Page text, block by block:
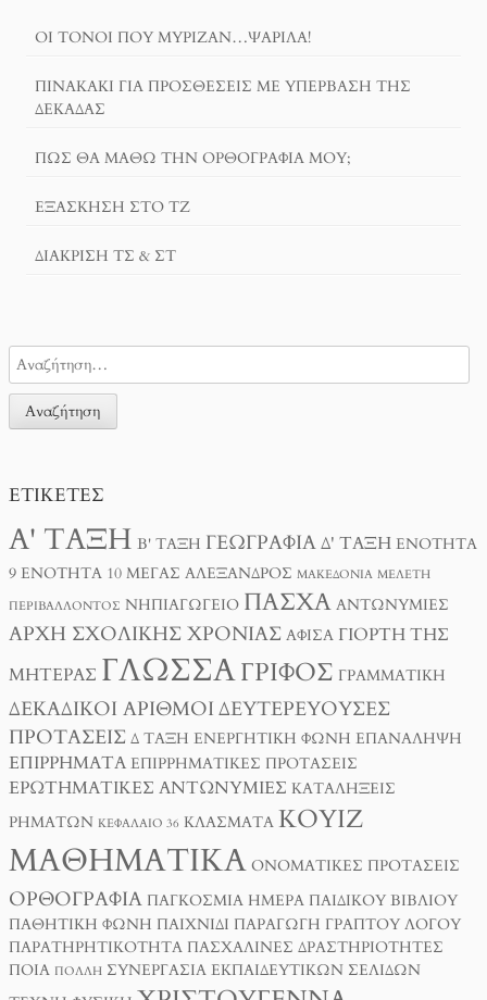
ΟΙ ΤΌΝΟΙ ΠΟΥ ΜΎΡΙΖΑΝ…ΨΑΡΊΛΑ!
ΠΙΝΑΚΆΚΙ ΓΙΑ ΠΡΟΣΘΈΣΕΙΣ ΜΕ ΥΠΈΡΒΑΣΗ ΤΗΣ
ΔΕΚΆΔΑΣ
ΠΏΣ ΘΑ ΜΆΘΩ ΤΗΝ ΟΡΘΟΓΡΑΦΊΑ ΜΟΥ;
ΕΞΆΣΚΗΣΗ ΣΤΟ ΤΖ
ΔΙΆΚΡΙΣΗ ΤΣ & ΣΤ
ΕΤΙΚΈΤΕΣ
Α' ΤΆΞΗ Β' ΤΆΞΗ ΓΕΩΓΡΑΦΊΑΔ' ΤΆΞΗ ΕΝΌΤΗΤΑ
9 ΕΝΌΤΗΤΑ 10 ΜΈΓΑΣ ΑΛΈΞΑΝΔΡΟΣ ΜΑΚΕΔΟΝΊΑ ΜΕΛΈΤΗ
ΠΕΡΙΒΆΛΛΟΝΤΟΣ ΝΗΠΙΑΓΩΓΕΊΟ ΠΆΣΧΑ ΑΝΤΩΝΥΜΊΕΣ
ΑΡΧΉ ΣΧΟΛΙΚΉΣ ΧΡΟΝΙΆΣ ΑΦΊΣΑ ΓΙΟΡΤΉ ΤΗΣ
ΜΗΤΈΡΑΣ ΓΛΏΣΣΑΓΡΊΦΟΣ ΓΡΑΜΜΑΤΙΚΉ
ΔΕΚΑΔΙΚΟΊ ΑΡΙΘΜΟΊ ΔΕΥΤΕΡΕΎΟΥΣΕΣ
ΠΡΟΤΆΣΕΙΣ Δ ΤΑΞΗ ΕΝΕΡΓΗΤΙΚΉ ΦΩΝΉ ΕΠΑΝΆΛΗΨΗ
ΕΠΙΡΡΉΜΑΤΑ ΕΠΙΡΡΗΜΑΤΙΚΈΣ ΠΡΟΤΆΣΕΙΣ
ΕΡΩΤΗΜΑΤΙΚΈΣ ΑΝΤΩΝΥΜΊΕΣ ΚΑΤΑΛΉΞΕΙΣ
ΡΗΜΆΤΩΝ ΚΕΦΆΛΑΙΟ 36 ΚΛΆΣΜΑΤΑ ΚΟΥΊΖ
ΜΑΘΗΜΑΤΙΚΆ ΟΝΟΜΑΤΙΚΈΣ ΠΡΟΤΆΣΕΙΣ
ΟΡΘΟΓΡΑΦΊΑ ΠΑΓΚΌΣΜΙΑ ΗΜΈΡΑ ΠΑΙΔΙΚΟΎ ΒΙΒΛΊΟΥ
ΠΑΘΗΤΙΚΉ ΦΩΝΉ ΠΑΙΧΝΊΔΙ ΠΑΡΑΓΩΓΉ ΓΡΑΠΤΟΎ ΛΌΓΟΥ
ΠΑΡΑΤΗΡΗΤΙΚΌΤΗΤΑ ΠΑΣΧΑΛΙΝΈΣ ΔΡΑΣΤΗΡΙΌΤΗΤΕΣ
ΠΟΙΑ ΠΟΛΛΉ ΣΥΝΕΡΓΑΣΊΑ ΕΚΠΑΙΔΕΥΤΙΚΏΝ ΣΕΛΊΔΩΝ